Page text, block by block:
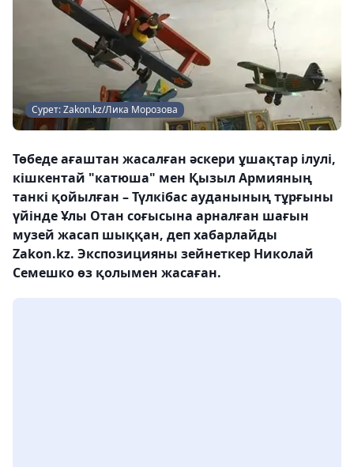
Сурет: Zakon.kz/Лика Морозова
Төбеде ағаштан жасалған әскери ұшақтар ілулі,
кішкентай "катюша" мен Қызыл Армияның
танкі қойылған – Түлкібас ауданының тұрғыны
үйінде Ұлы Отан соғысына арналған шағын
музей жасап шыққан, деп хабарлайды
Zakon.kz. Экспозицияны зейнеткер Николай
Семешко өз қолымен жасаған.